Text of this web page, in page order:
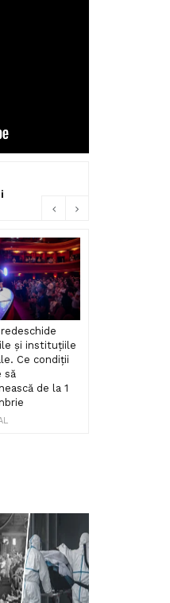
și instituțiile
Ce condiții
să
de la 1